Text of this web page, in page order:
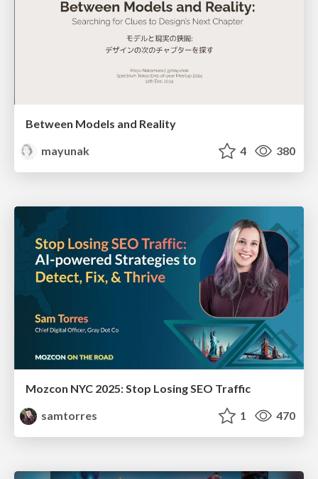
Between Models and Reality
mayunak
4 380
Mozcon NYC 2025: Stop Losing SEO Traffic
samtorres
1 470